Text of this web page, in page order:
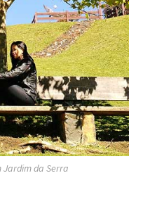
Jardim da Serra